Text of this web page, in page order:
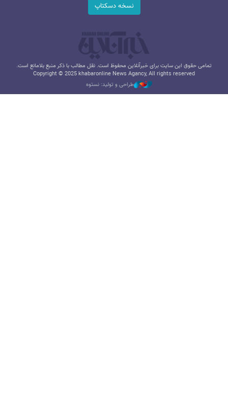
نسخه دسکتاپ
تمامی حقوق این سایت برای خبرآنلاین محفوظ است. نقل مطالب با ذکر منبع بلامانع است.
Copyright © 2025 khabaronline News Agancy, All rights reserved
طراحی و تولید: نستوه